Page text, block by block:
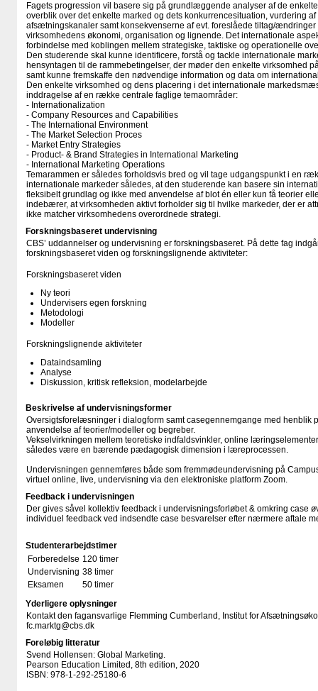
Fagets progression vil basere sig på grundlæggende analyser af de
overblik over det enkelte marked og dets konkurrencesituation, vurdering
afsætningskanaler samt konsekvenserne af evt. foreslåede tiltag/ændringer
virksomhedens økonomi, organisation og lignende. Det internationale
forbindelse med koblingen mellem strategiske, taktiske og operationelle
Den studerende skal kunne identificere, forstå og tackle internationale
hensyntagen til de rammebetingelser, der møder den enkelte virksomhed
samt kunne fremskaffe den nødvendige information og data om
Den enkelte virksomhed og dens placering i det internationale
inddragelse af en række centrale faglige temaområder:
- Internationalization
- Company Resources and Capabilities
- The International Environment
- The Market Selection Proces
- Market Entry Strategies
- Product- & Brand Strategies in International Marketing
- International Marketing Operations
Temarammen er således forholdsvis bred og vil tage udgangspunkt i en
internationale markeder således, at den studerende kan basere sin
fleksibelt grundlag og ikke med anvendelse af blot én eller kun få teorier
indebærer, at virksomheden aktivt forholder sig til hvilke markeder, der er
ikke matcher virksomhedens overordnede strategi.
Forskningsbaseret undervisning
CBS’ uddannelser og undervisning er forskningsbaseret. På dette fag
forskningsbaseret viden og forskningslignende aktiviteter:
Forskningsbaseret viden
Ny teori
Undervisers egen forskning
Metodologi
Modeller
Forskningslignende aktiviteter
Dataindsamling
Analyse
Diskussion, kritisk refleksion, modelarbejde
Beskrivelse af undervisningsformer
Oversigtsforelæsninger i dialogform samt casegennemgange med henblik
anvendelse af teorier/modeller og begreber.
Vekselvirkningen mellem teoretiske indfaldsvinkler, online
således være en bærende pædagogisk dimension i læreprocessen.
Undervisningen gennemføres både som fremmødeundervisning på
virtuel online, live, undervisning via den elektroniske platform Zoom.
Feedback i undervisningen
Der gives såvel kollektiv feedback i undervisningsforløbet & omkring case
individuel feedback ved indsendte case besvarelser efter nærmere aftale
Studenterarbejdstimer
Forberedelse 120 timer
Undervisning 38 timer
Eksamen
50 timer
Yderligere oplysninger
Kontakt den fagansvarlige Flemming Cumberland, Institut for
fc.marktg@cbs.dk
Foreløbig litteratur
Svend Hollensen: Global Marketing.
Pearson Education Limited, 8th edition, 2020
ISBN: 978-1-292-25180-6